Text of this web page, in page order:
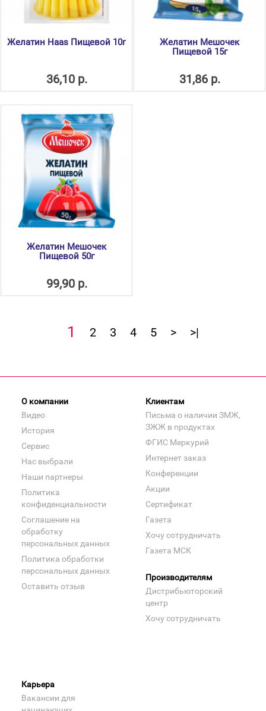
Желатин Haas Пищевой 10г
36,10 р.
Желатин Мешочек
Пищевой 15г
31,86 р.
Желатин Мешочек
Пищевой 50г
99,90 р.
1 2 3 4 5 > >|
О компании
Видео
История
Сервис
Нас выбрали
Наши партнеры
Политика
конфиденциальности
Соглашение на
обработку
персональных данных
Политика обработки
персональных данных
Оставить отзыв
Клиентам
Письма о наличии ЗМЖ,
ЗЖЖ в продуктах
ФГИС Меркурий
Интернет заказ
Конференции
Акции
Сертификат
Газета
Хочу сотрудничать
Газета МСК
Производителям
Дистрибьюторский
центр
Хочу сотрудничать
Карьера
Вакансии для